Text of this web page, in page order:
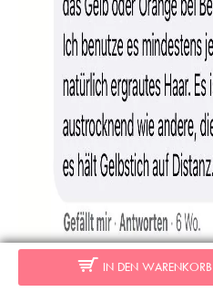
IN DEN WARENKORB